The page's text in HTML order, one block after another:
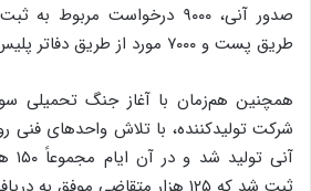
صدور آنی، ۹۰۰۰ درخواست
طریق پست و ۷۰۰۰ مورد از طریق دفاتر پلیس +۱۰ است.
همچنین هم‌زمان با آغاز جنگ تحمیلی